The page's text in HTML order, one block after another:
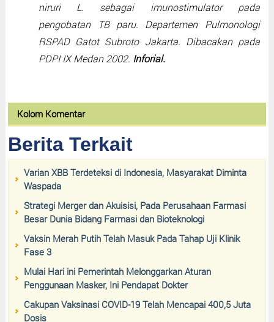
niruri L. sebagai imunostimulator pada
pengobatan TB paru. Departemen Pulmonologi
RSPAD Gatot Subroto Jakarta. Dibacakan pada
PDPI IX Medan 2002. Inforial.
Kolom Komentar
Berita Terkait
Varian XBB Terdeteksi di Indonesia, Masyarakat Diminta
Waspada
Strategi Merger dan Akuisisi, Pada Perusahaan Farmasi
Besar Dunia Bidang Farmasi dan Bioteknologi
Vaksin Merah Putih Telah Masuk Pada Tahap Uji Klinik
Fase 3
Mulai Hari ini Pemerintah Melonggarkan Aturan
Penggunaan Masker, Ini Pendapat Dokter
Cakupan Vaksinasi COVID-19 Telah Mencapai 400,5 Juta
Dosis